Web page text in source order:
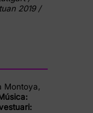
2019 /
Montoya,